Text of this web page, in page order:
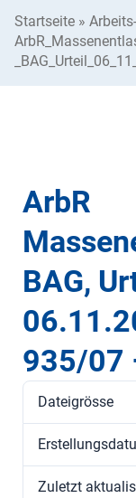
Startseite »
ArbR
BAG,
935/07
Dateigrösse
Zuletzt